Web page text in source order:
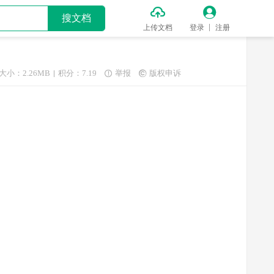
搜文档 
上传文档

登录 注册
小：2.26MB 积分：7.19  举报  版权申诉